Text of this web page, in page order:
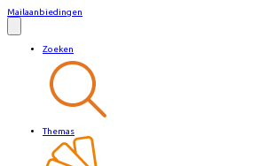
Mailaanbiedingen
Zoeken
Themas